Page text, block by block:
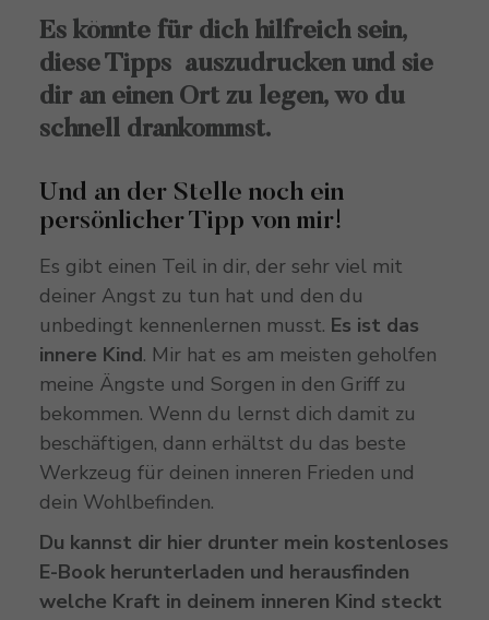
Es könnte für dich hilfreich sein,
diese Tipps auszudrucken und sie
dir an einen Ort zu legen, wo du
schnell drankommst.
Und an der Stelle noch ein
persönlicher Tipp von mir!
Es gibt einen Teil in dir, der sehr viel mit
deiner Angst zu tun hat und den du
unbedingt kennenlernen musst. Es ist das
innere Kind. Mir hat es am meisten geholfen
meine Ängste und Sorgen in den Griff zu
bekommen. Wenn du lernst dich damit zu
beschäftigen, dann erhältst du das beste
Werkzeug für deinen inneren Frieden und
dein Wohlbefinden.
Du kannst dir hier drunter mein kostenloses
E-Book herunterladen und herausfinden
welche Kraft in deinem inneren Kind steckt